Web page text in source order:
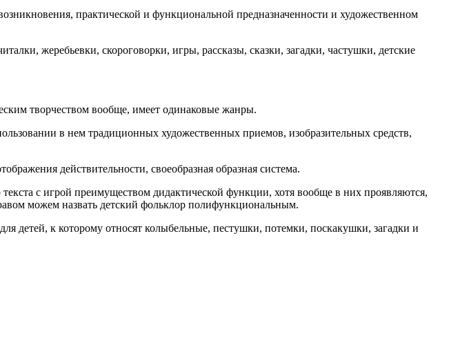
практической и функциональной предназначенности и художественном
жеребьевки, скороговорки, игры, рассказы, сказки, загадки, частушки, детские
творчеством вообще, имеет одинаковые жанры.
в нем традиционных художественных приемов, изобразительных средств,
действительности, своеобразная образная система.
с игрой преимуществом дидактической функции, хотя вообще в них проявляются,
можем назвать детский фольклор полифункциональным.
детей, к которому относят колыбельные, пестушки, потемки, поскакушки, загадки и